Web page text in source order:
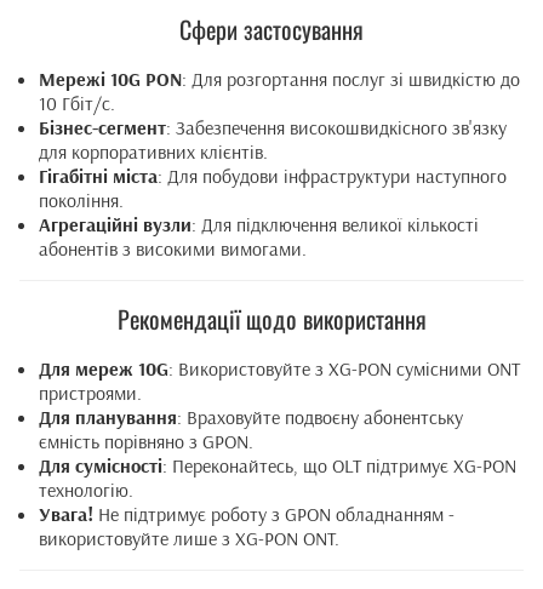
Сфери застосування
Мережі 10G PON: Для розгортання послуг зі швидкістю до
10 Гбіт/с.
Бізнес-сегмент: Забезпечення високошвидкісного зв'язку
для корпоративних клієнтів.
Гігабітні міста: Для побудови інфраструктури наступного
покоління.
Агрегаційні вузли: Для підключення великої кількості
абонентів з високими вимогами.
Рекомендації щодо використання
Для мереж 10G: Використовуйте з XG-PON сумісними ONT
пристроями.
Для планування: Враховуйте подвоєну абонентську
ємність порівняно з GPON.
Для сумісності: Переконайтесь, що OLT підтримує XG-PON
технологію.
Увага! Не підтримує роботу з GPON обладнанням -
використовуйте лише з XG-PON ONT.